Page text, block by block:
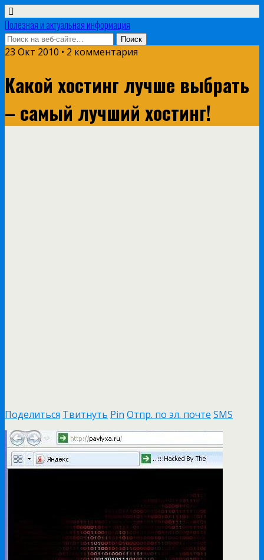
Полезная и актуальная информация
23 Окт 2010 • 2 комментария
Какой хостинг лучше выбрать
– самый лучший хостинг!
Поделиться Твитнуть Pin Отпр. по эл. почте SMS